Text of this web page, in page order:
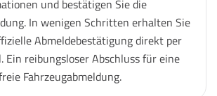
und bestätigen Sie die
In wenigen Schritten erhalten Sie
Abmeldebestätigung direkt per
Ein reibungsloser Abschluss für eine
Fahrzeugabmeldung.